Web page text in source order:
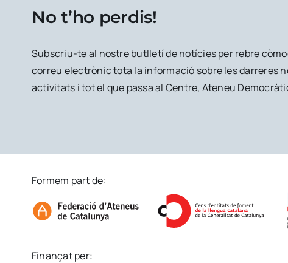
No t’ho perdis!
Subscriu-te al nostre butlletí de notícies per rebre
correu electrònic tota la informació sobre les darreres
activitats i tot el que passa al Centre, Ateneu
Formem part de:
Finançat per: